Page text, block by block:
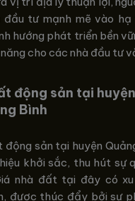
đầu tư mạnh mẽ vào hạ
hướng phát triển bền
cho các nhà đầu tư
động sản tại
Bình
sản tại huyện
khởi sắc, thu hút sự
nhà đất tại đây có
được thúc đẩy bởi sự